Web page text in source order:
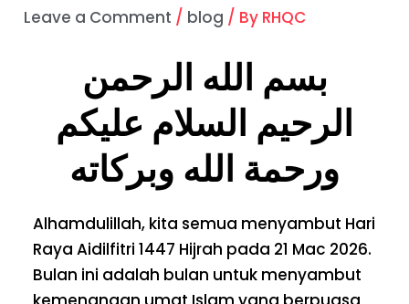
Leave a Comment / blog / By RHQC
بسم الله الرحمن
الرحيم السلام عليكم
ورحمة الله وبركاته
Alhamdulillah, kita semua menyambut Hari
Raya Aidilfitri 1447 Hijrah pada 21 Mac 2026.
Bulan ini adalah bulan untuk menyambut